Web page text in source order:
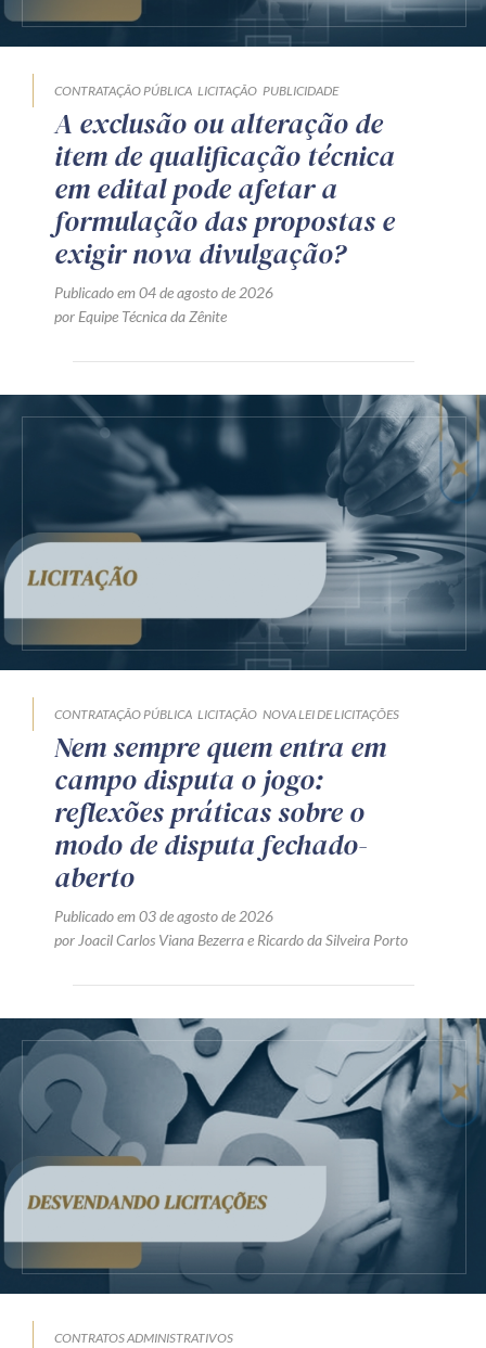
CONTRATAÇÃO PÚBLICA LICITAÇÃO PUBLICIDADE
A exclusão ou alteração de
item de qualificação técnica
em edital pode afetar a
formulação das propostas e
exigir nova divulgação?
Publicado em 04 de agosto de 2026
por Equipe Técnica da Zênite
CONTRATAÇÃO PÚBLICA LICITAÇÃO NOVA LEI DE LICITAÇÕES
Nem sempre quem entra em
campo disputa o jogo:
reflexões práticas sobre o
modo de disputa fechado-
aberto
Publicado em 03 de agosto de 2026
por Joacil Carlos Viana Bezerrae Ricardo da Silveira Porto
CONTRATOS ADMINISTRATIVOS